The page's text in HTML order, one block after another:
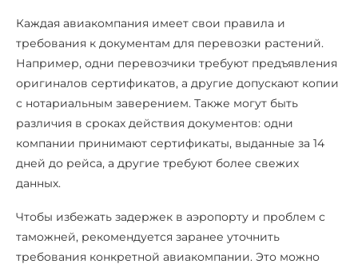
Каждая авиакомпания имеет свои правила и
требования к документам для перевозки растений.
Например, одни перевозчики требуют предъявления
оригиналов сертификатов, а другие допускают копии
с нотариальным заверением. Также могут быть
различия в сроках действия документов: одни
компании принимают сертификаты, выданные за 14
дней до рейса, а другие требуют более свежих
данных.
Чтобы избежать задержек в аэропорту и проблем с
таможней, рекомендуется заранее уточнить
требования конкретной авиакомпании. Это можно